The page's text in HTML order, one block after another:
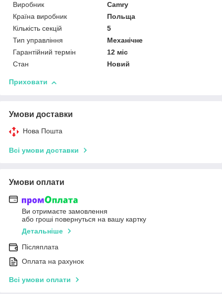
Виробник
Camry
Країна виробник
Польща
Кількість секцій
5
Тип управління
Механічне
Гарантійний термін
12 міс
Стан
Новий
Приховати
Умови доставки
Нова Пошта
Всі умови доставки
Умови оплати
Ви отримаєте замовлення
або гроші повернуться на вашу картку
Детальніше
Післяплата
Оплата на рахунок
Всі умови оплати